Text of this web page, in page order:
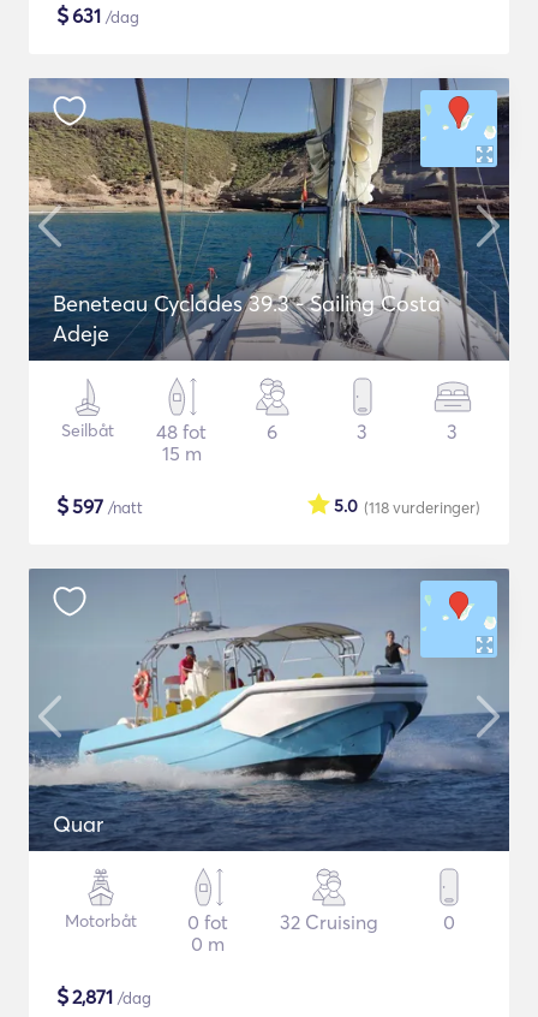
$631 /dag
Beneteau Cyclades 39.3 - Sailing Costa
Adeje
Seilbåt
48 fot
15 m
6 3 3
$597 /natt (118vurderinger)
5.0
Quar
Motorbåt
0 fot
0 m
32 Cruising 0
$2,871 /dag